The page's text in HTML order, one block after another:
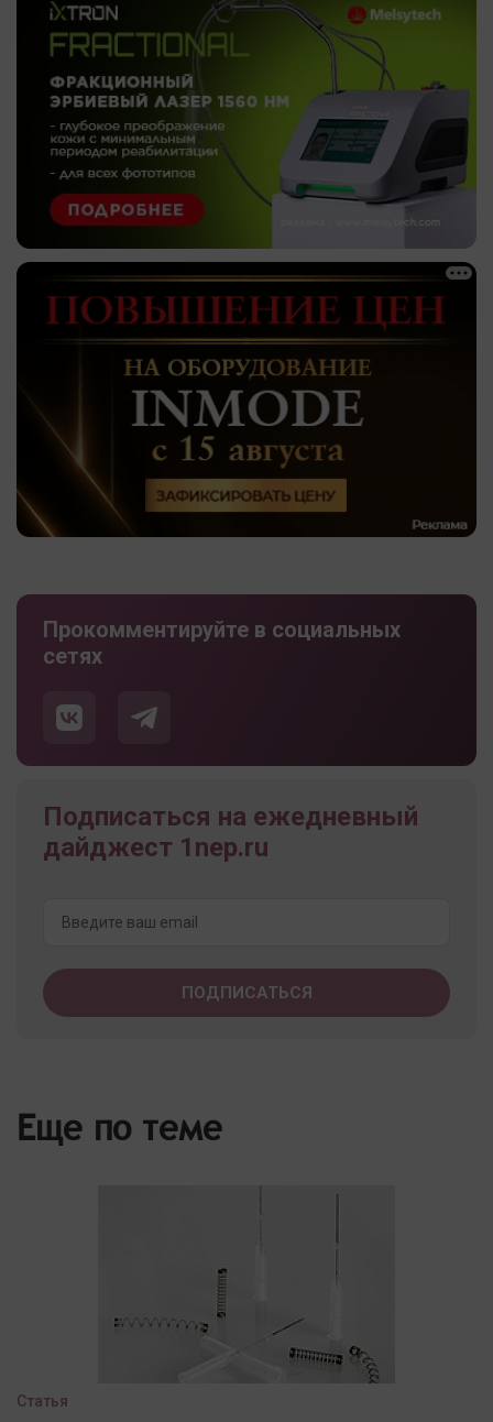
Прокомментируйте в социальных
сетях
Подписаться на ежедневный
дайджест 1nep.ru
Еще по теме
Статья